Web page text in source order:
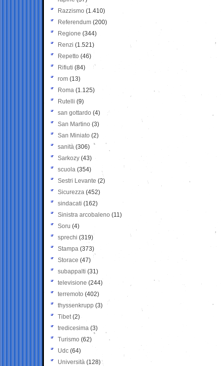
Razzismo (1.410)
Referendum (200)
Regione (344)
Renzi (1.521)
Repetto (46)
Rifiuti (84)
rom (13)
Roma (1.125)
Rutelli (9)
san gottardo (4)
San Martino (3)
San Miniato (2)
sanità (306)
Sarkozy (43)
scuola (354)
Sestri Levante (2)
Sicurezza (452)
sindacati (162)
Sinistra arcobaleno (11)
Soru (4)
sprechi (319)
Stampa (373)
Storace (47)
subappalti (31)
televisione(244)
terremoto (402)
thyssenkrupp (3)
Tibet(2)
tredicesima (3)
Turismo (62)
Udc (64)
Università (128)